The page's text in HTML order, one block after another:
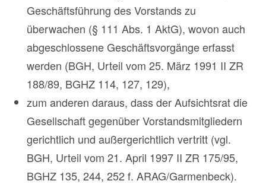
Geschäftsführung des Vorstands zu
überwachen (§ 111 Abs. 1 AktG), wovon auch
abgeschlossene Geschäftsvorgänge erfasst
werden (BGH, Urteil vom 25. März 1991 II ZR
188/89, BGHZ 114, 127, 129),
zum anderen daraus, dass der Aufsichtsrat die
Gesellschaft gegenüber Vorstandsmitgliedern
gerichtlich und außergerichtlich vertritt (vgl.
BGH, Urteil vom 21. April 1997 II ZR 175/95,
BGHZ 135, 244, 252 f. ARAG/Garmenbeck).